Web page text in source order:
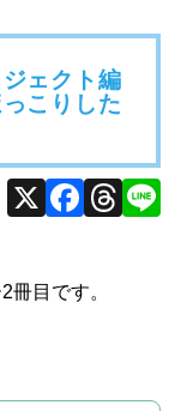
ェクト編
っこりした
X
目です。